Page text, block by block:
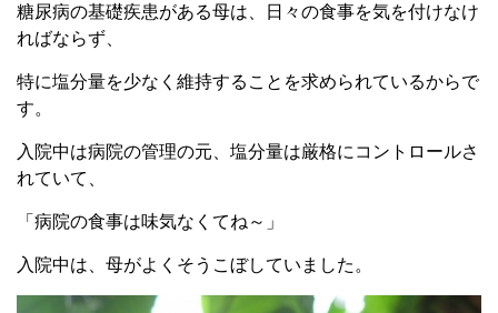
糖尿病の基礎疾患がある母は、日々の食事を気を付けなけ
ればならず、
特に塩分量を少なく維持することを求められているからで
す。
入院中は病院の管理の元、塩分量は厳格にコントロールさ
れていて、
「病院の食事は味気なくてね～」
入院中は、母がよくそうこぼしていました。